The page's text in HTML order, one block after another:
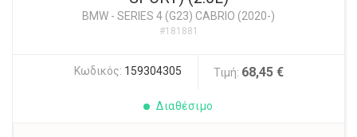
BMW - SERIES 4 (G23) CABRIO (2020-)
#181881
Κωδικός: 159304305 Τιμή: 68,45 €
Διαθέσιμο